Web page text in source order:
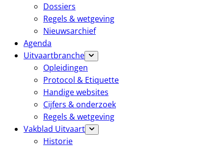
Dossiers
Regels & wetgeving
Nieuwsarchief
Agenda
Uitvaartbranche
Opleidingen
Protocol & Etiquette
Handige websites
Cijfers & onderzoek
Regels & wetgeving
Vakblad Uitvaart
Historie